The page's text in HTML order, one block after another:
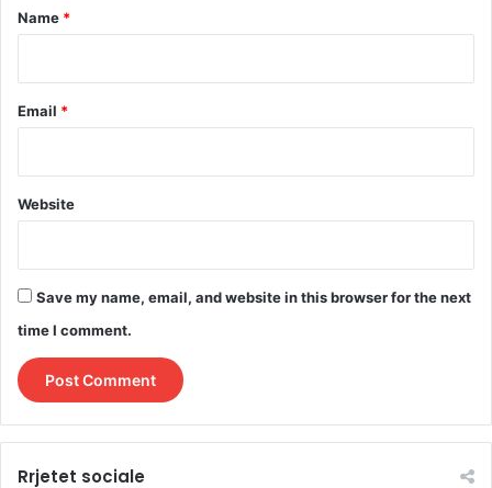
*
Name *
Email *
Website
Save my name, email, and website in this browser for the next
time I comment.
Rrjetet sociale